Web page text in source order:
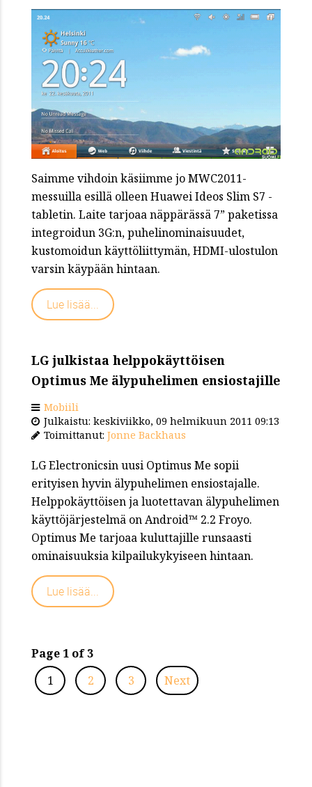
Saimme vihdoin käsiimme jo MWC2011-
messuilla esillä olleen Huawei Ideos Slim S7 -
tabletin. Laite tarjoaa näppärässä 7” paketissa
integroidun 3G:n, puhelinominaisuudet,
kustomoidun käyttöliittymän, HDMI-ulostulon
varsin käypään hintaan.
Lue lisää...
LG julkistaa helppokäyttöisen
Optimus Me älypuhelimen ensiostajille
Mobiili
Julkaistu: keskiviikko, 09 helmikuun 2011 09:13
Toimittanut: Jonne Backhaus
LG Electronicsin uusi Optimus Me sopii
erityisen hyvin älypuhelimen ensiostajalle.
Helppokäyttöisen ja luotettavan älypuhelimen
käyttöjärjestelmä on Android™ 2.2 Froyo.
Optimus Me tarjoaa kuluttajille runsaasti
ominaisuuksia kilpailukykyiseen hintaan.
Lue lisää...
Page 1 of 3
1
2 3 Next